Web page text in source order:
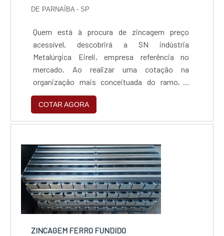
DE PARNAÍBA - SP
Quem está à procura de zincagem preço
acessível, descobrirá a SN indústria
Metalúrgica Eireli, empresa referência no
mercado. Ao realizar uma cotação na
organização mais conceituada do ramo, o
cliente contará com serviços de excelência e o
suporte de especialistas para sanar eventuais
dúvidas.ZINCAGEM PREÇO JUSTO E
acessível em uma empresa que preza pela
segurança, encontra na internet a SN indús...
COTAR AGORA
ZINCAGEM FERRO FUNDIDO